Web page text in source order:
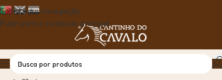
Saltar para navegação
Pular para o conteúdo principal
Casa Produto Protector Boleto Zandona Air Master